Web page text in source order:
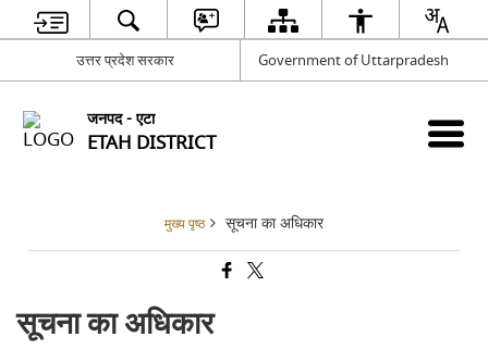
उत्तर प्रदेश सरकार Government of Uttarpradesh
जनपद - एटा
ETAH DISTRICT
मुख्य पृष्ठ सूचना का अधिकार
सूचना का अधिकार